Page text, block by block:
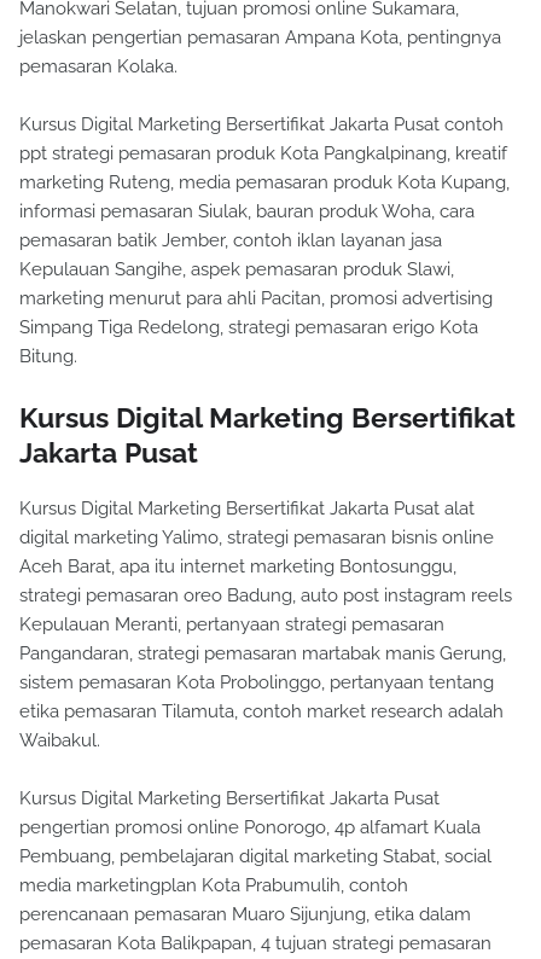
Manokwari Selatan, tujuan promosi online Sukamara,
jelaskan pengertian pemasaran Ampana Kota, pentingnya
pemasaran Kolaka.
Kursus Digital Marketing Bersertifikat Jakarta Pusat contoh
ppt strategi pemasaran produk Kota Pangkalpinang, kreatif
marketing Ruteng, media pemasaran produk Kota Kupang,
informasi pemasaran Siulak, bauran produk Woha, cara
pemasaran batik Jember, contoh iklan layanan jasa
Kepulauan Sangihe, aspek pemasaran produk Slawi,
marketing menurut para ahli Pacitan, promosi advertising
Simpang Tiga Redelong, strategi pemasaran erigo Kota
Bitung.
Kursus Digital Marketing Bersertifikat
Jakarta Pusat
Kursus Digital Marketing Bersertifikat Jakarta Pusat alat
digital marketing Yalimo, strategi pemasaran bisnis online
Aceh Barat, apa itu internet marketing Bontosunggu,
strategi pemasaran oreo Badung, auto post instagram reels
Kepulauan Meranti, pertanyaan strategi pemasaran
Pangandaran, strategi pemasaran martabak manis Gerung,
sistem pemasaran Kota Probolinggo, pertanyaan tentang
etika pemasaran Tilamuta, contoh market research adalah
Waibakul.
Kursus Digital Marketing Bersertifikat Jakarta Pusat
pengertian promosi online Ponorogo, 4p alfamart Kuala
Pembuang, pembelajaran digital marketing Stabat, social
media marketingplan Kota Prabumulih, contoh
perencanaan pemasaran Muaro Sijunjung, etika dalam
pemasaran Kota Balikpapan, 4 tujuan strategi pemasaran